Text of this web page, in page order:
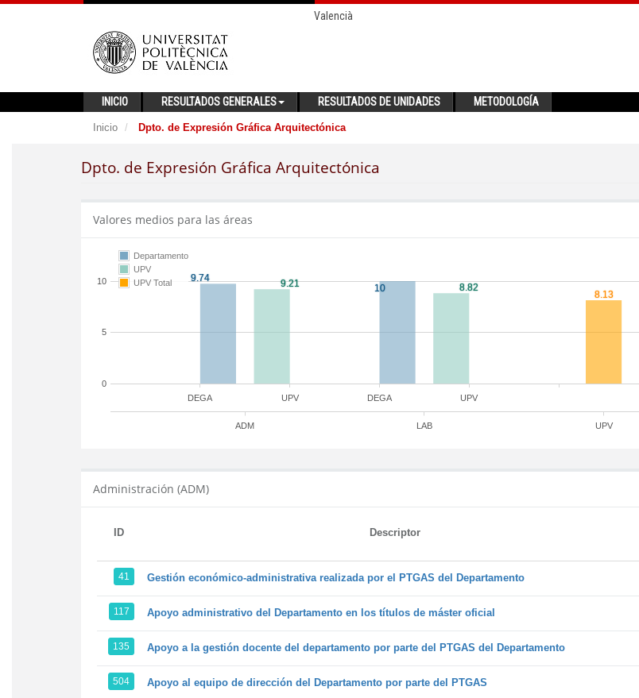
Valencià
INICIO RESULTADOS GENERALES RESULTADOS DE UNIDADES METODOLOGÍA
Inicio Dpto. de Expresión Gráfica Arquitectónica
Dpto. de Expresión Gráfica Arquitectónica
Valores medios para las áreas
DEGA DEGA
UPV UPV
ADM LAB UPV
0
5
10
Departamento
UPV
UPV Total
Administración (ADM)
ID Descriptor
41 Gestión económico-administrativa realizada por el PTGAS del Departamento
117 Apoyo administrativo del Departamento en los títulos de máster oficial
135 Apoyo a la gestión docente del departamento por parte del PTGAS del Departamento
504 Apoyo al equipo de dirección del Departamento por parte del PTGAS